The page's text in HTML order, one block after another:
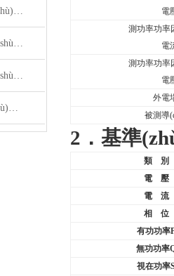
ETCR4200A智能型雙鉗數(shù)字相位伏安表技術(shù)規(guī)格使用方法
ETCR4000A-智能型雙鉗數(shù)字相位伏安表的功能以及用途總結(jié)
ETCR4000A-智能型雙鉗數(shù)字相位伏安表的功能說明
直流高壓發(fā)生器 技術(shù)規(guī)格
電
測功率功率
電
測功率功率
電
外電
被測導
2 ．基準
類 別
電
壓
電
流
相
位
有功功率
無功功率
視在功率